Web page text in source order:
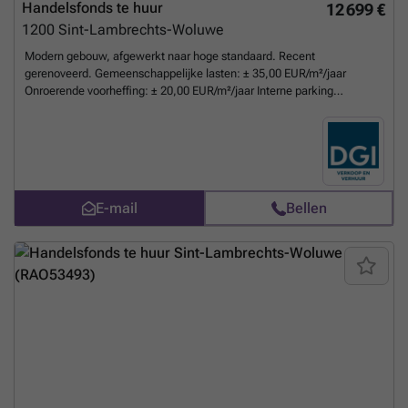
12 699 €
Handelsfonds te huur
1200 Sint-Lambrechts-Woluwe
Modern gebouw, afgewerkt naar hoge standaard. Recent
gerenoveerd. Gemeenschappelijke lasten: ± 35,00 EUR/m²/jaar
Onroerende voorheffing: ± 20,00 EUR/m²/jaar Interne parking
E-mail Bellen